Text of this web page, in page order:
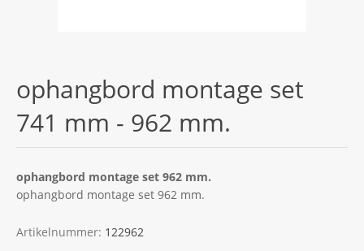
ophangbord montage set
741 mm - 962 mm.
ophangbord montage set 962 mm.
ophangbord montage set 962 mm.
Artikelnummer: 122962